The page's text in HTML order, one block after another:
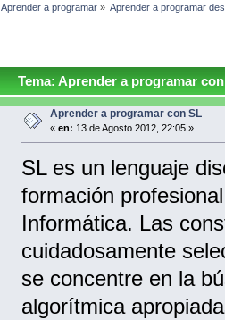
Aprender a programar» Aprender a programar
Tema: Aprender a programar
Aprender a programar con SL
« en: 13 de Agosto 2012, 22:05 »
SL es un lenguaje
formación
Informática. Las
cuidadosamente
se concentre en la
algorítmica